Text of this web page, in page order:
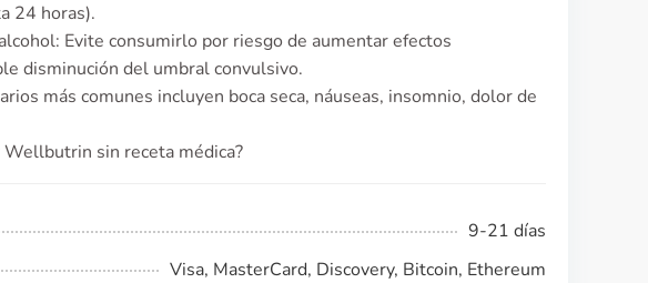
24 horas).
Evite consumirlo por riesgo de aumentar efectos
disminución del umbral convulsivo.
más comunes incluyen boca seca, náuseas, insomnio, dolor de
sin receta médica?
9-21 días
Visa, MasterCard, Discovery, Bitcoin, Ethereum